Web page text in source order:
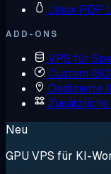
Linux RDP
ADD-ONS
VPS für
Custom ISO
Dedizierte
Zusätzliche
Neu
GPU VPS für KI-